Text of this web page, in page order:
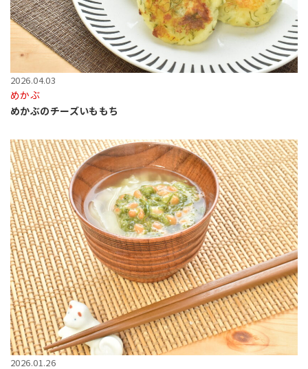
2026.04.03
めかぶ
めかぶのチーズいももち
2026.01.26